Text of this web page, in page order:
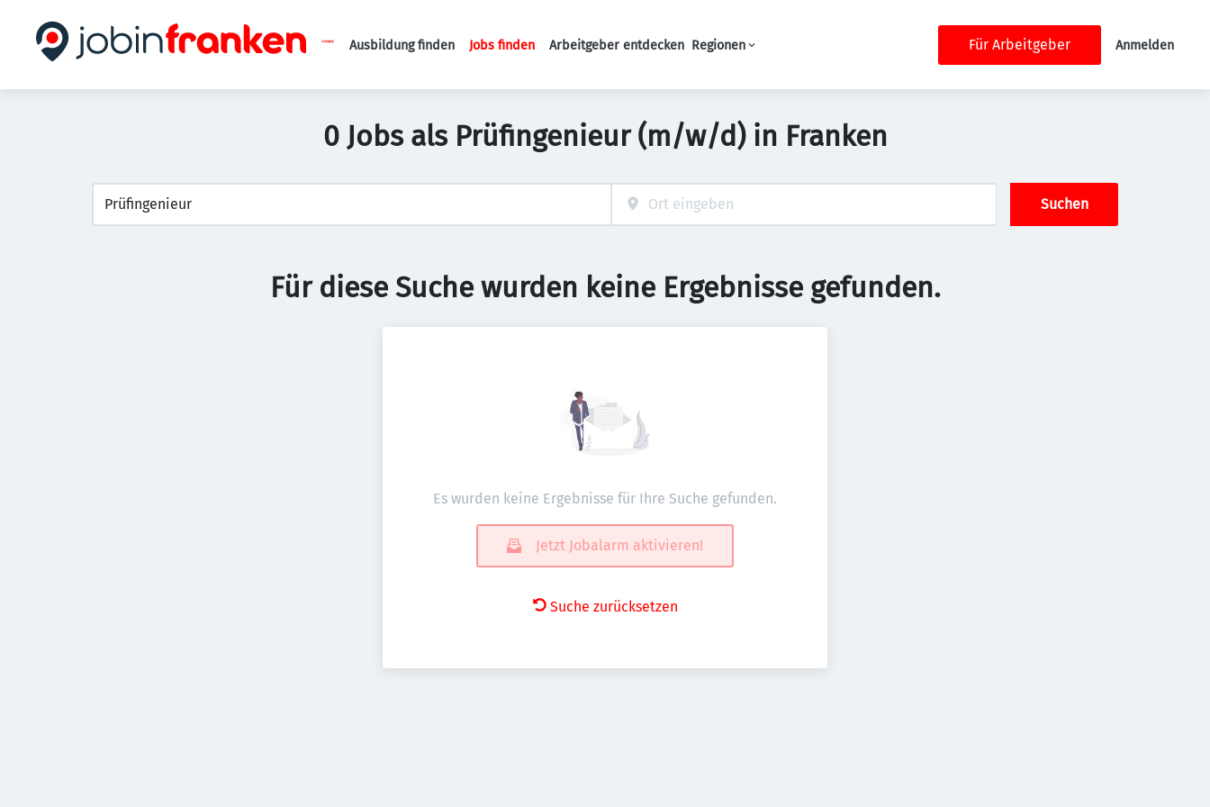
Haupt-Navigation
Ausbildung finden Jobs finden Arbeitgeber entdecken Regionen Für Arbeitgeber Anmelden
0 Jobs als Prüfingenieur (m/w/d) in Franken
Suchen
Für diese Suche wurden keine Ergebnisse gefunden.
Es wurden keine Ergebnisse für Ihre Suche gefunden.
Jetzt Jobalarm aktivieren!
Suche zurücksetzen